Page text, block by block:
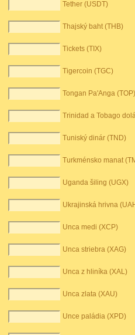
Tether (USDT)
Thajský baht (THB)
Tickets (TIX)
Tigercoin (TGC)
Tongan Pa'Anga (TOP)
Trinidad a Tobago
Tuniský dinár (TND)
Turkménsko manat
Uganda šiling (UGX)
Ukrajinská hrivna
Unca medi (XCP)
Unca striebra (XAG)
Unca z hliníka (XAL)
Unca zlata (XAU)
Unce paládia (XPD)